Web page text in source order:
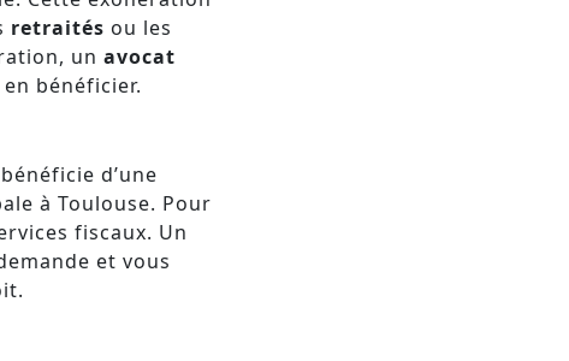
retraités ou les
un avocat
bénéficier.
d’une
à Toulouse. Pour
fiscaux. Un
et vous